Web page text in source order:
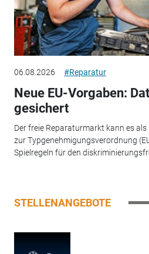
06.08.2026 #Reparatur
Neue EU-Vorgaben:
gesichert
Der freie Reparaturmarkt kann es
zur Typgenehmigungsverordnung
Spielregeln für den
STELLENANGEBOTE